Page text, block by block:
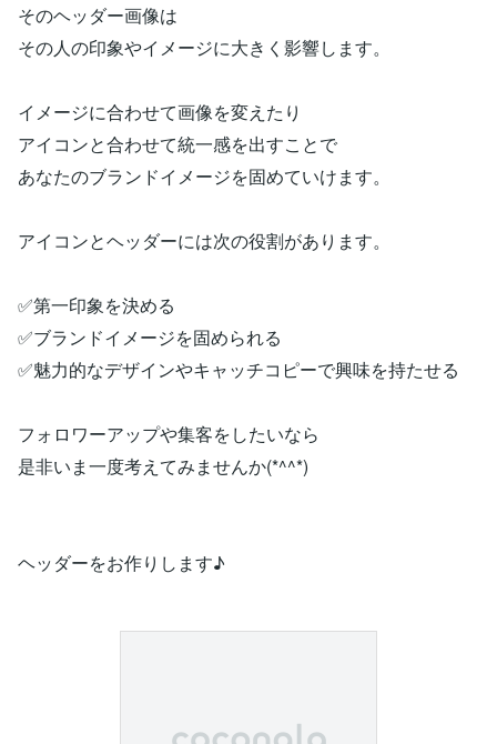
そのヘッダー画像は
その人の印象やイメージに大きく影響します。
イメージに合わせて画像を変えたり
アイコンと合わせて統一感を出すことで
あなたのブランドイメージを固めていけます。
アイコンとヘッダーには次の役割があります。
✅第一印象を決める
✅ブランドイメージを固められる
✅魅力的なデザインやキャッチコピーで興味を持たせる
フォロワーアップや集客をしたいなら
是非いま一度考えてみませんか(*^^*)
ヘッダーをお作りします♪